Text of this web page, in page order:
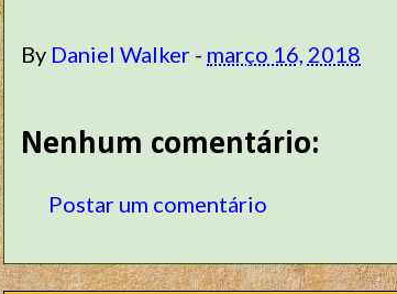
By Daniel Walker - março 16, 2018
Nenhum comentário:
Postar um comentário